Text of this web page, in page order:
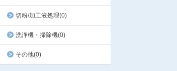
切粉/加工液処理(0)
洗浄機・掃除機(0)
その他(0)